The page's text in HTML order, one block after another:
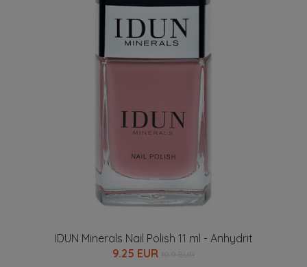
IDUN Minerals Nail Polish 11 ml - Anhydrit
9.25 EUR